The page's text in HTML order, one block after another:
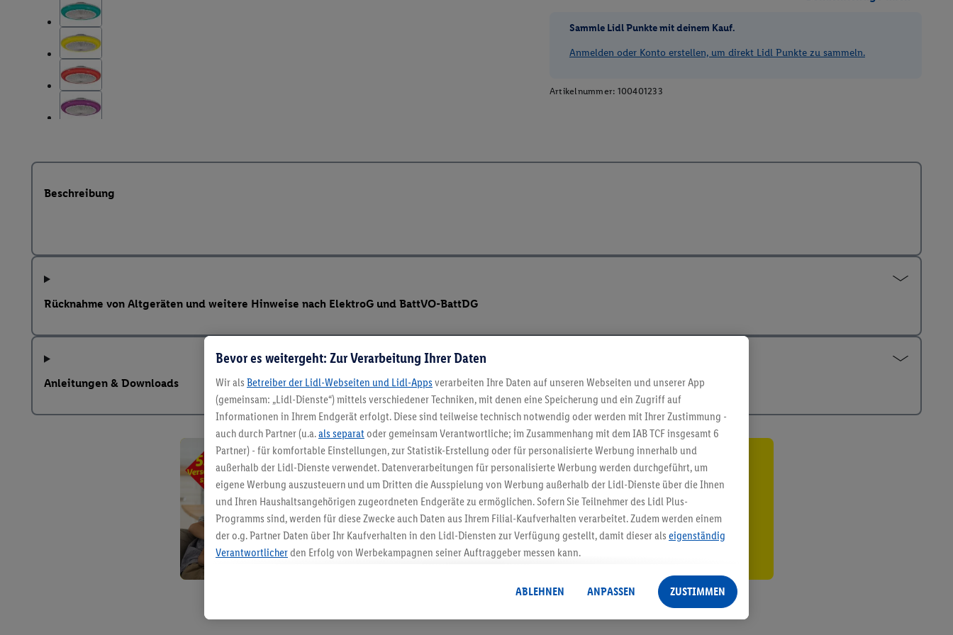
Sammle Lidl Punkte mit deinem Kauf.
Anmelden oder Konto erstellen, um direkt Lidl Punkte zu sammeln.
Artikelnummer: 100401233
Beschreibung
Rücknahme von Altgeräten und weitere Hinweise nach ElektroG und BattVO-BattDG
Anleitungen & Downloads
5.95 € Versand sparen³²ᵃ
Jetzt zum Newsletter anmelden
Gutschein sichern!
Bevor es weitergeht: Zur Verarbeitung Ihrer Daten
Wir als Betreiber der Lidl-Webseiten und Lidl-Apps verarbeiten Ihre Daten auf unseren Webseiten und unserer App
(gemeinsam: „Lidl-Dienste“) mittels verschiedener Techniken, mit denen eine Speicherung und ein Zugriff auf
Informationen in Ihrem Endgerät erfolgt. Diese sind teilweise technisch notwendig oder werden mit Ihrer Zustimmung -
auch durch Partner (u.a.als separat oder gemeinsam Verantwortliche; im Zusammenhang mit dem IAB TCF insgesamt 6
Partner) - für komfortable Einstellungen, zur Statistik-Erstellung oder für personalisierte Werbung innerhalb und
außerhalb der Lidl-Dienste verwendet. Datenverarbeitungen für personalisierte Werbung werden durchgeführt, um
eigene Werbung auszusteuern und um Dritten die Ausspielung von Werbung außerhalb der Lidl-Dienste über die Ihnen
und Ihren Haushaltsangehörigen zugeordneten Endgeräte zu ermöglichen. Sofern Sie Teilnehmer des Lidl Plus-
Programms sind, werden für diese Zwecke auch Daten aus Ihrem Filial-Kaufverhalten verarbeitet. Zudem werden einem
der o.g. Partner Daten über Ihr Kaufverhalten in den Lidl-Diensten zur Verfügung gestellt, damit dieser als eigenständig
Verantwortlicherden Erfolg von Werbekampagnen seiner Auftraggeber messen kann.
angereicherten Profilen. Dies umfasst die Zusammenführung von Daten (z.B. über Ihre Nutzung der Lidl-Dienste, Ihr
Kaufverhalten in den Lidl-Diensten, Informationen aus Ihrem Kundenkonto - z.B. Alter oder Geschlecht - sowie Ihre
genauen Standortdaten) auch über verschiedene Endgeräte und Lidl-Dienste hinweg einschließlich dem Speichern von
ABLEHNEN ANPASSEN ZUSTIMMEN